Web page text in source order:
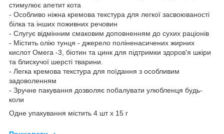
стимулює апетит кота
- Особливо ніжна кремова текстура для легкої засвоюваності
білка та інших поживних речовин
- Слугує відмінним смаковим доповненням до сухих раціонів
- Містить олію тунця - джерело поліненасичених жирних
кислот Омега -3, біотин та цинк для підтримки здоров'я шкіри
та блискучої шерсті тварини.
- Легка кремова текстура для поїдання з особливим
задоволенням
- Зручне пакування дозволяє побалувати улюбленця будь-
коли
Одне упакування містить 4 шт х 15 г